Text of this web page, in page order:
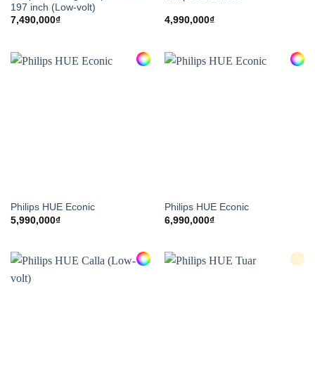
197 inch (Low-volt)
7,490,000₫ 4,990,000₫
Philips HUE Econic
5,990,000₫
Philips HUE Econic
6,990,000₫